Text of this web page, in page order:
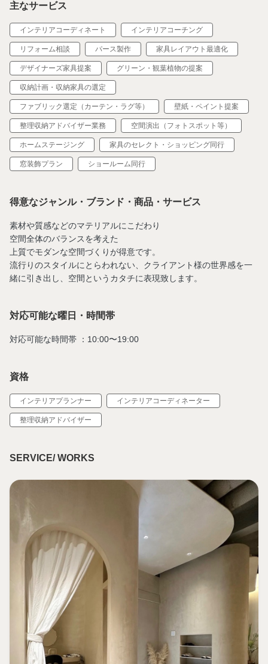
主なサービス
インテリアコーディネート インテリアコーチング
リフォーム相談 パース製作 家具レイアウト最適化
デザイナーズ家具提案 グリーン・観葉植物の提案
収納計画・収納家具の選定
ファブリック選定（カーテン・ラグ等） 壁紙・ペイント提案
整理収納アドバイザー業務 空間演出（フォトスポット等）
ホームステージング 家具のセレクト・ショッピング同行
窓装飾プラン ショールーム同行
得意なジャンル・ブランド・商品・サービス
素材や質感などのマテリアルにこだわり
空間全体のバランスを考えた
上質でモダンな空間づくりが得意です。
流行りのスタイルにとらわれない、クライアント様の世界感を一
緒に引き出し、空間というカタチに表現致します。
対応可能な曜日・時間帯
対応可能な時間帯 ：10:00〜19:00
資格
インテリアプランナー インテリアコーディネーター
整理収納アドバイザー
SERVICE/ WORKS